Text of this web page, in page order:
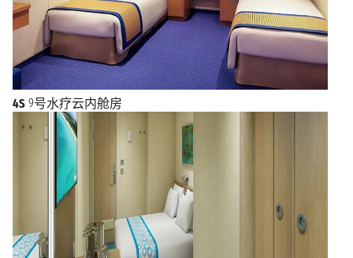
4S 9号水疗云内舱房